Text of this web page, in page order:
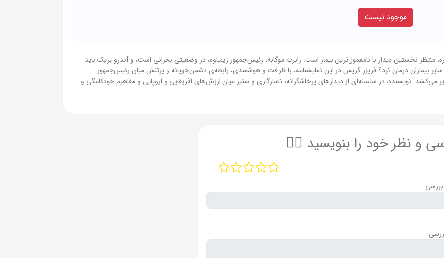
موجود نیست
منتظر نخستین دیدار با نامعمول‌ترین بیمار است. رابرت موگابه، رئیس‌جمهور زیمباوه، در وضعیتی بحرانی است، و آندرو پریک باید
سایر بیماران درمان کرد؟ فریزر گریس در این نمایشنامه، با ظرافت و هوشمندی، رابطه‌ی دشمن‌خویانه و پرتنش میان رئیس‌جمهور
نویسنده، در سلسله‌ای از دیدارهای پرخاشگرانه، ناسازگاری و ستیز میان ارزش‌های آفریقایی و اروپایی و مفاهیم خودکامگی و
و نظر خود را بنویسید ✍🏻